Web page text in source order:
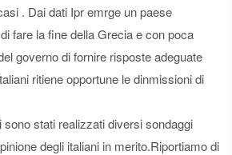
. Dai dati Ipr emrge un paese
fare la fine della Grecia e con poca
governo di fornire risposte adeguate
ritiene opportune le dinmissioni di
stati realizzati diversi sondaggi
degli italiani in merito.Riportiamo di